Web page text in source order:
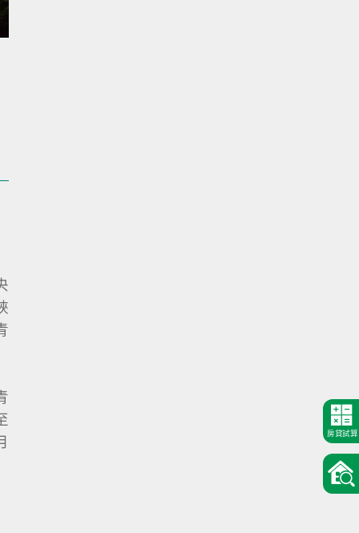
房貸試算